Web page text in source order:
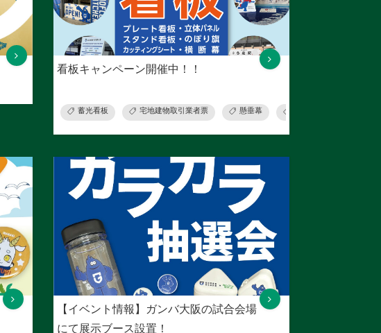
看板キャンペーン開催中！！
蓄光看板 宅地建物取引業者票 懸垂幕
【イベント情報】ガンバ大阪の試合会場
にて展示ブース設置！